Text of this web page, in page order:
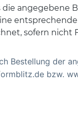
sofern nicht
Bestellung der
bzw.